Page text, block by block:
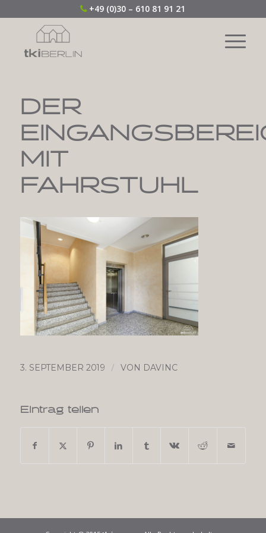
+49 (0)30 – 610 81 91 21
DER
MIT
FAHRSTUHL
3. SEPTEMBER 2019 / VON DAVINC
Eintrag teilen